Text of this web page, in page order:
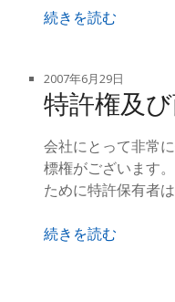
続きを読む
2007年6月29日
特許権及
会社にとって非常
標権がございます
ために特許保有者
続きを読む